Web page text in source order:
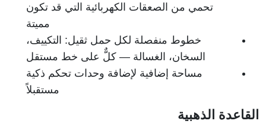
تحمي من الصعقات الكهربائية التي قد تكون
مميتة
خطوط منفصلة لكل حمل ثقيل: التكييف،
السخان، الغسالة — كلٌّ على خط مستقل
مساحة إضافية لإضافة وحدات تحكم ذكية
مستقبلاً
القاعدة الذهبية